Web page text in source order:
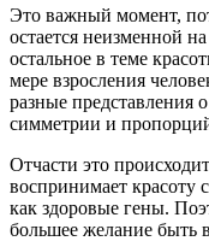
Это важный момент,
остается неизменной
остальное в теме
мере взросления
разные представления
симметрии и
Отчасти это
воспринимает
как здоровые гены.
большее желание быть